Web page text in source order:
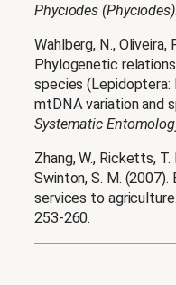
Phyciodes (Phyciodes)
Wahlberg, N., Oliveira,
Phylogenetic
species (Lepidoptera:
mtDNA variation and
Systematic
Zhang, W., Ricketts, T.
Swinton, S. M.
services to agriculture.
253-260.